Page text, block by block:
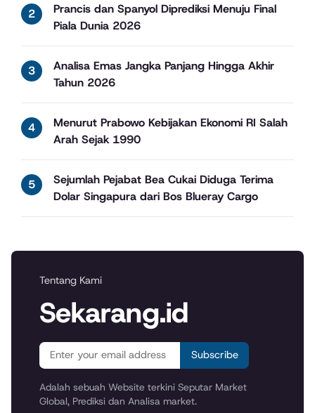
Prancis dan Spanyol Diprediksi Menuju Final
Piala Dunia 2026
Analisa Emas Jangka Panjang Hingga Akhir
Tahun 2026
Menurut Prabowo Kebijakan Ekonomi RI Salah
Arah Sejak 1990
Sejumlah Pejabat Bea Cukai Diduga Terima
Dolar Singapura dari Bos Blueray Cargo
Tentang Kami
Sekarang.id
Subscribe
Adalah sebuah Website terkini Seputar Market
Global, Prediksi dan Analisa market.